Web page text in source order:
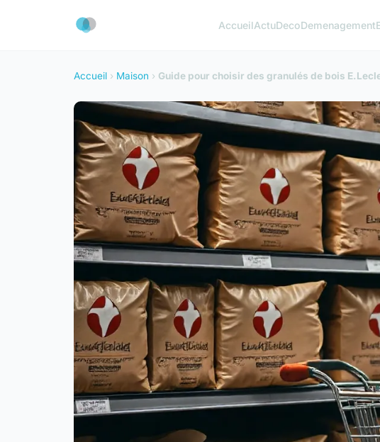
AccueilActuDecoDemenagement
Accueil › Maison › Guide pour choisir des granulés de bois